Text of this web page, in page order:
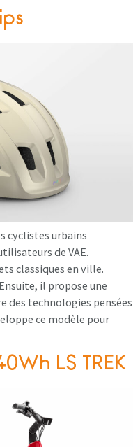
cyclistes urbains
de VAE.
classiques en ville.
il propose une
des technologies pensées
ce modèle pour
LS TREK